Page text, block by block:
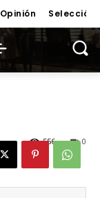
Opinión Selección
0
556